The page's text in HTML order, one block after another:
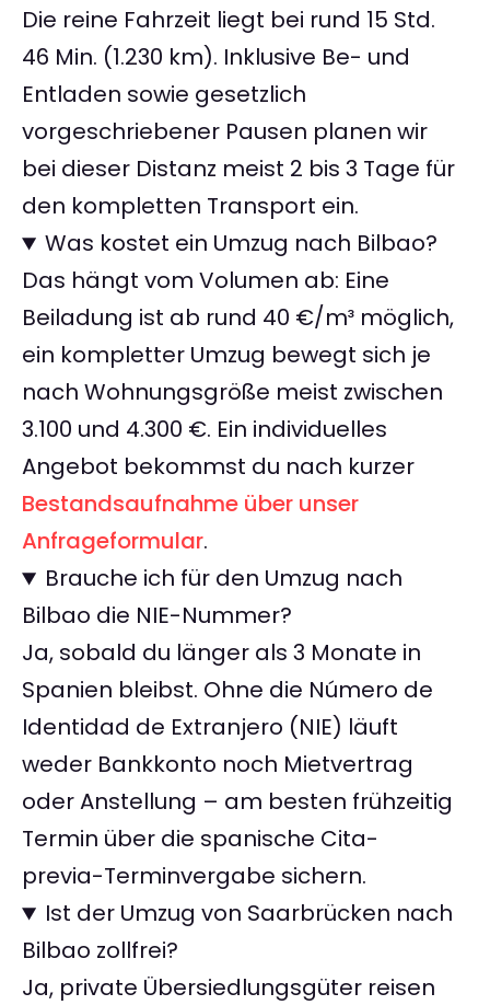
Die reine Fahrzeit liegt bei rund 15 Std.
46 Min. (1.230 km). Inklusive Be- und
Entladen sowie gesetzlich
vorgeschriebener Pausen planen wir
bei dieser Distanz meist 2 bis 3 Tage für
den kompletten Transport ein.
Was kostet ein Umzug nach Bilbao?
Das hängt vom Volumen ab: Eine
Beiladung ist ab rund 40 €/m³ möglich,
ein kompletter Umzug bewegt sich je
nach Wohnungsgröße meist zwischen
3.100 und 4.300 €. Ein individuelles
Angebot bekommst du nach kurzer
Bestandsaufnahme über unser
Anfrageformular.
Brauche ich für den Umzug nach
Bilbao die NIE-Nummer?
Ja, sobald du länger als 3 Monate in
Spanien bleibst. Ohne die Número de
Identidad de Extranjero (NIE) läuft
weder Bankkonto noch Mietvertrag
oder Anstellung – am besten frühzeitig
Termin über die spanische Cita-
previa-Terminvergabe sichern.
Ist der Umzug von Saarbrücken nach
Bilbao zollfrei?
Ja, private Übersiedlungsgüter reisen